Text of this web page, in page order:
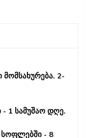
2-
1 სამუშაო დღე.
- 8